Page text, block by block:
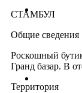
СТАМБУЛ
Общие сведения
Роскошный
Гранд базар. В
Территория